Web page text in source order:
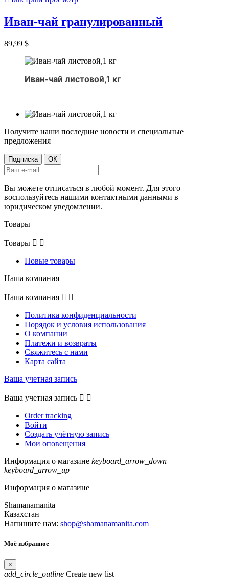
Иван-чай гранулированный
89,99 $
Иван-чай листовой,1 кг
Получите наши последние новости и специальные
предложения
Вы можете отписаться в любой момент. Для этого
воспользуйтесь нашими контактными данными в
юридическом уведомлении.
Товары
Товары  
Новые товары
Наша компания
Наша компания  
Политика конфиденциальности
Порядок и условия использования
О компании
Платежи и возвраты
Свяжитесь с нами
Карта сайта
Ваша учетная запись
Ваша учетная запись  
Order tracking
Войти
Создать учётную запись
Мои оповещения
Информация о магазине keyboard_arrow_down
keyboard_arrow_up
Информация о магазине
Shamanamanita
Казахстан
Напишите нам: shop@shamanamanita.com
Моё избранное
×
add_circle_outline Create new list